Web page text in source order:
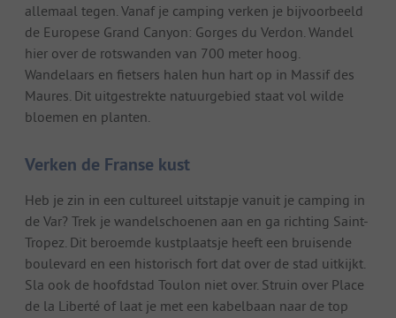
allemaal tegen. Vanaf je camping verken je bijvoorbeeld
de Europese Grand Canyon: Gorges du Verdon. Wandel
hier over de rotswanden van 700 meter hoog.
Wandelaars en fietsers halen hun hart op in Massif des
Maures. Dit uitgestrekte natuurgebied staat vol wilde
bloemen en planten.
Verken de Franse kust
Heb je zin in een cultureel uitstapje vanuit je camping in
de Var? Trek je wandelschoenen aan en ga richting Saint-
Tropez. Dit beroemde kustplaatsje heeft een bruisende
boulevard en een historisch fort dat over de stad uitkijkt.
Sla ook de hoofdstad Toulon niet over. Struin over Place
de la Liberté of laat je met een kabelbaan naar de top